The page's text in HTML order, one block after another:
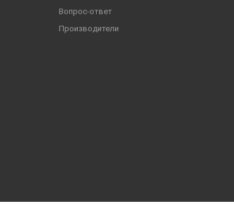
Вопрос-ответ
Производители